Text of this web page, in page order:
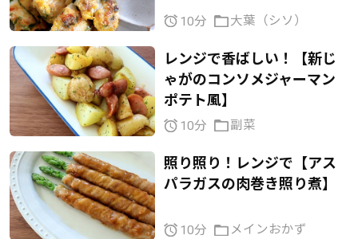
10分 大葉（シソ）
レンジで香ばしい！【新じ
ゃがのコンソメジャーマン
ポテト風】
10分 副菜
照り照り！レンジで【アス
パラガスの肉巻き照り煮】
10分 メインおかず